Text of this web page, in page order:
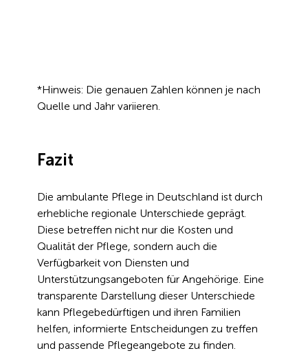
*Hinweis: Die genauen Zahlen können je nach
Quelle und Jahr variieren.
Fazit
Die ambulante Pflege in Deutschland ist durch
erhebliche regionale Unterschiede geprägt.
Diese betreffen nicht nur die Kosten und
Qualität der Pflege, sondern auch die
Verfügbarkeit von Diensten und
Unterstützungsangeboten für Angehörige. Eine
transparente Darstellung dieser Unterschiede
kann Pflegebedürftigen und ihren Familien
helfen, informierte Entscheidungen zu treffen
und passende Pflegeangebote zu finden.